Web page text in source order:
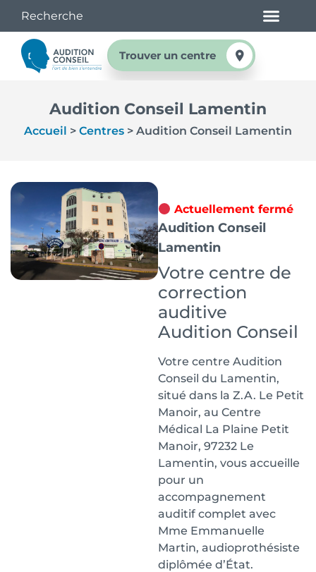
Trouver un centre
Audition Conseil Lamentin
Accueil > Centres > Audition Conseil Lamentin
Actuellement fermé
Audition Conseil
Lamentin
Votre centre de
correction
auditive
Audition Conseil
Votre centre Audition
Conseil du Lamentin,
situé dans la Z.A. Le Petit
Manoir, au Centre
Médical La Plaine Petit
Manoir, 97232 Le
Lamentin, vous accueille
pour un
accompagnement
auditif complet avec
Mme Emmanuelle
Martin, audioprothésiste
diplômée d’État.